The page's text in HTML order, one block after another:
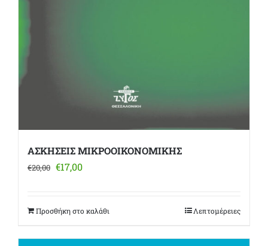
ΑΣΚΗΣΕΙΣ ΜΙΚΡΟΟΙΚΟΝΟΜΙΚΗΣ
€20,00 Original
€20,00.
€17,00Η
είναι:
Προσθήκη στο καλάθι Λεπτομέρειες